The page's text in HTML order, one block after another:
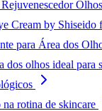
Olhos
Cream by
para Área dos
dos olhos ideal para
rotina de skincare